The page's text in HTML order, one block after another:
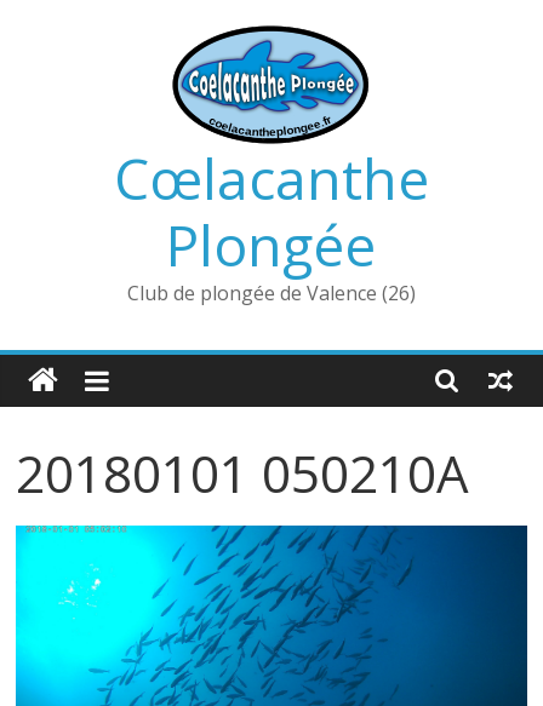
Cœlacanthe
Plongée
Club de plongée de Valence (26)
20180101 050210A